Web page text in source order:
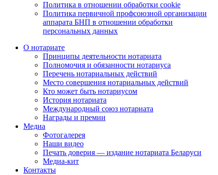
Политика в отношении обработки cookie
Политика первичной профсоюзной организации
аппарата БНП в отношении обработки
персональных данных
О нотариате
Принципы деятельности нотариата
Полномочия и обязанности нотариуса
Перечень нотариальных действий
Место совершения нотариальных действий
Кто может быть нотариусом
История нотариата
Международный союз нотариата
Награды и премии
Медиа
Фотогалерея
Наши видео
Печать доверия — издание нотариата Беларуси
Медиа-кит
Контакты